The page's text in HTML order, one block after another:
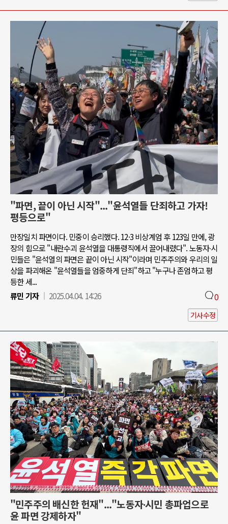
"파면, 끝이 아닌 시작"..."윤석열들 단죄하고 가자!
평등으로"
만장일치 파면이다. 민중이 승리했다. 12·3 비상계엄 후 123일 만에, 광
장의 힘으로 "내란수괴 윤석열을 대통령직에서 끌어내렸다". 노동자∙시
민들은 "윤석열의 파면은 끝이 아닌 시작"이라며 민주주의와 우리의 일
상을 파괴해온 "윤석열들을 엄중하게 단죄"하고 "누구나 존엄하고 평
등한 세...
류민 기자
2025.04.04. 14:26 0
기사수정
"민주주의 배신한 헌재"..."노동자∙시민 총파업으로
윤 파면 강제하자"